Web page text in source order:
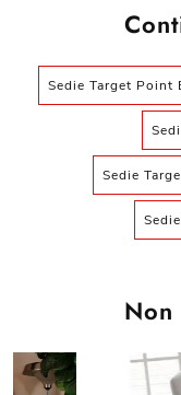
Sedie Target Point
Sedie